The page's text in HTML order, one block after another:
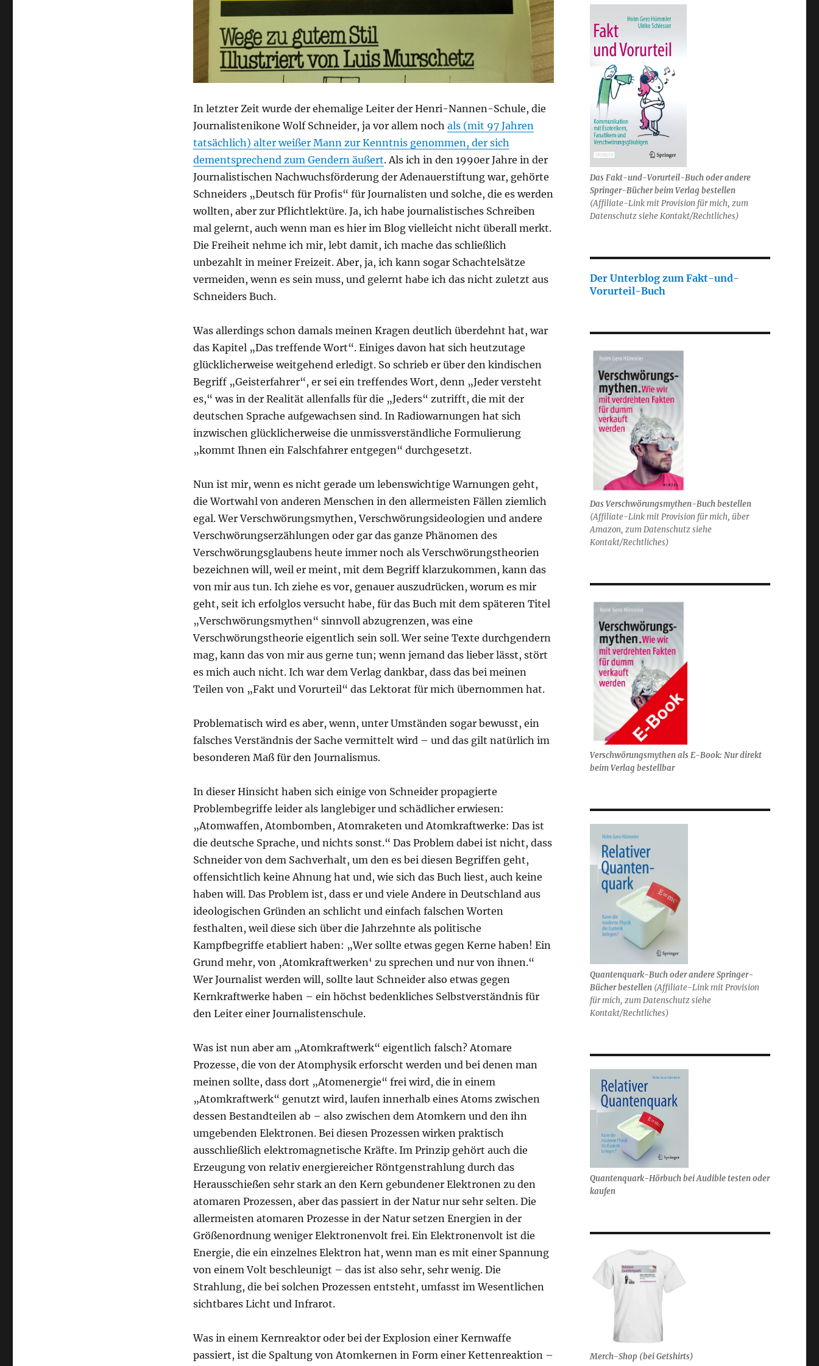
In letzter Zeit wurde der ehemalige Leiter der Henri-Nannen-Schule, die
Journalistenikone Wolf Schneider, ja vor allem noch als (mit 97 Jahren
tatsächlich) alter weißer Mann zur Kenntnis genommen, der sich
dementsprechend zum Gendern äußert. Als ich in den 1990er Jahre in der
Journalistischen Nachwuchsförderung der Adenauerstiftung war, gehörte
Schneiders „Deutsch für Profis“ für Journalisten und solche, die es werden
wollten, aber zur Pflichtlektüre. Ja, ich habe journalistisches Schreiben
mal gelernt, auch wenn man es hier im Blog vielleicht nicht überall merkt.
Die Freiheit nehme ich mir, lebt damit, ich mache das schließlich
unbezahlt in meiner Freizeit. Aber, ja, ich kann sogar Schachtelsätze
vermeiden, wenn es sein muss, und gelernt habe ich das nicht zuletzt aus
Schneiders Buch.
Was allerdings schon damals meinen Kragen deutlich überdehnt hat, war
das Kapitel „Das treffende Wort“. Einiges davon hat sich heutzutage
glücklicherweise weitgehend erledigt. So schrieb er über den kindischen
Begriff „Geisterfahrer“, er sei ein treffendes Wort, denn „Jeder versteht
es,“ was in der Realität allenfalls für die „Jeders“ zutrifft, die mit der
deutschen Sprache aufgewachsen sind. In Radiowarnungen hat sich
inzwischen glücklicherweise die unmissverständliche Formulierung
„kommt Ihnen ein Falschfahrer entgegen“ durchgesetzt.
Nun ist mir, wenn es nicht gerade um lebenswichtige Warnungen geht,
die Wortwahl von anderen Menschen in den allermeisten Fällen ziemlich
egal. Wer Verschwörungsmythen, Verschwörungsideologien und andere
Verschwörungserzählungen oder gar das ganze Phänomen des
Verschwörungsglaubens heute immer noch als Verschwörungstheorien
bezeichnen will, weil er meint, mit dem Begriff klarzukommen, kann das
von mir aus tun. Ich ziehe es vor, genauer auszudrücken, worum es mir
geht, seit ich erfolglos versucht habe, für das Buch mit dem späteren Titel
„Verschwörungsmythen“ sinnvoll abzugrenzen, was eine
Verschwörungstheorie eigentlich sein soll. Wer seine Texte durchgendern
mag, kann das von mir aus gerne tun; wenn jemand das lieber lässt, stört
es mich auch nicht. Ich war dem Verlag dankbar, dass das bei meinen
Teilen von „Fakt und Vorurteil“ das Lektorat für mich übernommen hat.
Problematisch wird es aber, wenn, unter Umständen sogar bewusst, ein
falsches Verständnis der Sache vermittelt wird – und das gilt natürlich im
besonderen Maß für den Journalismus.
In dieser Hinsicht haben sich einige von Schneider propagierte
Problembegriffe leider als langlebiger und schädlicher erwiesen:
„Atomwaffen, Atombomben, Atomraketen und Atomkraftwerke: Das ist
die deutsche Sprache, und nichts sonst.“ Das Problem dabei ist nicht, dass
Schneider von dem Sachverhalt, um den es bei diesen Begriffen geht,
offensichtlich keine Ahnung hat und, wie sich das Buch liest, auch keine
haben will. Das Problem ist, dass er und viele Andere in Deutschland aus
ideologischen Gründen an schlicht und einfach falschen Worten
festhalten, weil diese sich über die Jahrzehnte als politische
Kampfbegriffe etabliert haben: „Wer sollte etwas gegen Kerne haben! Ein
Grund mehr, von ‚Atomkraftwerken‘ zu sprechen und nur von ihnen.“
Wer Journalist werden will, sollte laut Schneider also etwas gegen
Kernkraftwerke haben – ein höchst bedenkliches Selbstverständnis für
den Leiter einer Journalistenschule.
Was ist nun aber am „Atomkraftwerk“ eigentlich falsch? Atomare
Prozesse, die von der Atomphysik erforscht werden und bei denen man
meinen sollte, dass dort „Atomenergie“ frei wird, die in einem
„Atomkraftwerk“ genutzt wird, laufen innerhalb eines Atoms zwischen
dessen Bestandteilen ab – also zwischen dem Atomkern und den ihn
umgebenden Elektronen. Bei diesen Prozessen wirken praktisch
ausschließlich elektromagnetische Kräfte. Im Prinzip gehört auch die
Erzeugung von relativ energiereicher Röntgenstrahlung durch das
Herausschießen sehr stark an den Kern gebundener Elektronen zu den
atomaren Prozessen, aber das passiert in der Natur nur sehr selten. Die
allermeisten atomaren Prozesse in der Natur setzen Energien in der
Größenordnung weniger Elektronenvolt frei. Ein Elektronenvolt ist die
Energie, die ein einzelnes Elektron hat, wenn man es mit einer Spannung
von einem Volt beschleunigt – das ist also sehr, sehr wenig. Die
Strahlung, die bei solchen Prozessen entsteht, umfasst im Wesentlichen
sichtbares Licht und Infrarot.
Was in einem Kernreaktor oder bei der Explosion einer Kernwaffe
passiert, ist die Spaltung von Atomkernen in Form einer Kettenreaktion –
Das Fakt-und-Vorurteil-Buch oder andere
Springer-Bücher beim Verlag bestellen
(Affiliate-Link mit Provision für mich, zum
Datenschutz siehe Kontakt/Rechtliches)
Der Unterblog zum Fakt-und-
Vorurteil-Buch
Das Verschwörungsmythen-Buch bestellen
(Affiliate-Link mit Provision für mich, über
Amazon, zum Datenschutz siehe
Kontakt/Rechtliches)
Verschwörungsmythen als E-Book: Nur direkt
beim Verlag bestellbar
Quantenquark-Buch oder andere Springer-
Bücher bestellen(Affiliate-Link mit Provision
für mich, zum Datenschutz siehe
Kontakt/Rechtliches)
Quantenquark-Hörbuch bei Audible testen oder
kaufen
Merch-Shop (bei Getshirts)